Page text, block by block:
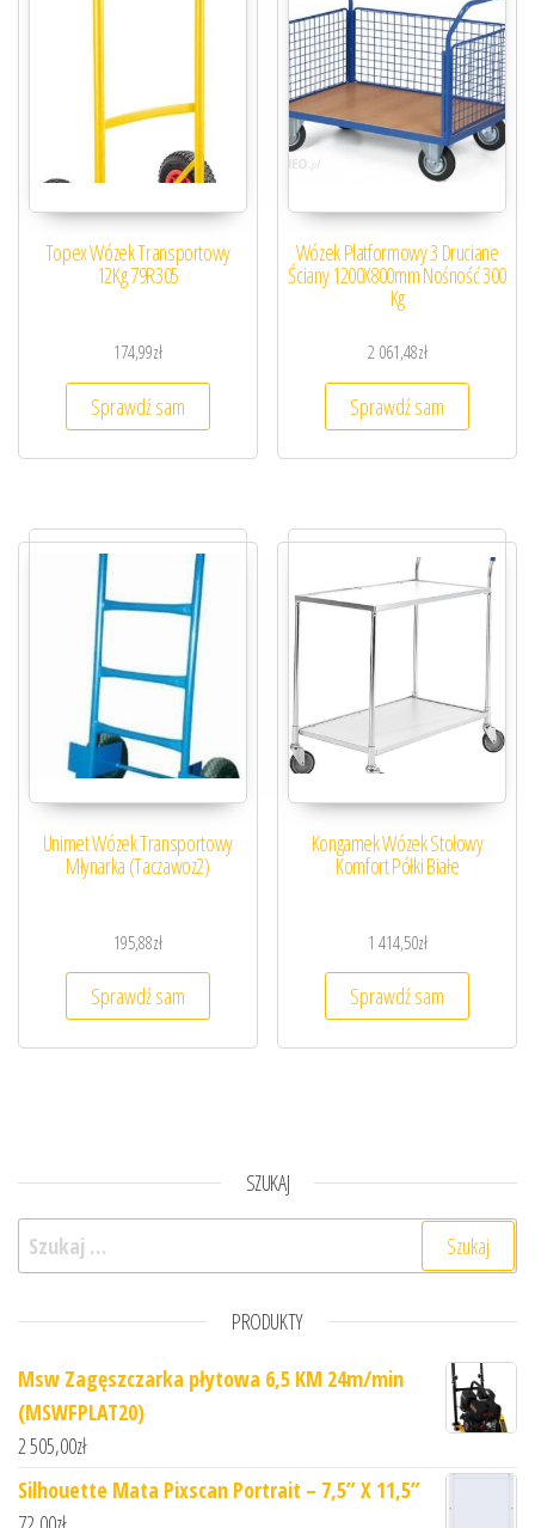
Topex Wózek Transportowy
12Kg 79R305
174,99zł
Sprawdź sam
Wózek Platformowy 3 Druciane
Ściany 1200X800mm Nośność 300
Kg
2 061,48zł
Sprawdź sam
Unimet Wózek Transportowy
Młynarka (Taczawoz2)
195,88zł
Sprawdź sam
Kongamek Wózek Stołowy
Komfort Półki Białe
1 414,50zł
Sprawdź sam
SZUKAJ
Szukaj:
PRODUKTY
Msw Zagęszczarka płytowa 6,5 KM 24m/min
(MSWFPLAT20)
2 505,00zł
Silhouette Mata Pixscan Portrait – 7,5” X 11,5”